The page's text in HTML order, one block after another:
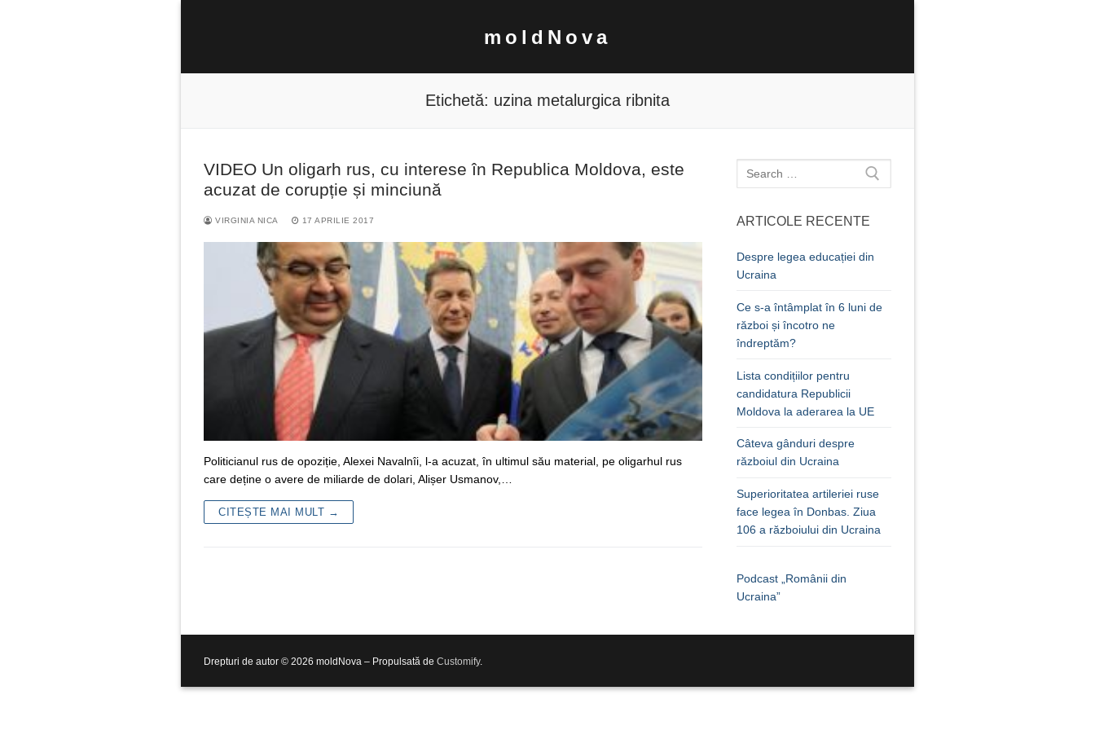
moldNova
Caută
după:
Etichetă: uzina metalurgica ribnita
VIDEO Un oligarh rus, cu interese în Republica Moldova, este
acuzat de corupție și minciună
VIRGINIA NICA 17 APRILIE 2017
Politicianul rus de opoziție, Alexei Navalnîi, l-a acuzat, în ultimul său material, pe oligarhul rus
care deține o avere de miliarde de dolari, Alișer Usmanov,…
CITEȘTE MAI MULT →
Caută
după:
ARTICOLE RECENTE
Despre legea educației din
Ucraina
Ce s-a întâmplat în 6 luni de
război și încotro ne
îndreptăm?
Lista condițiilor pentru
candidatura Republicii
Moldova la aderarea la UE
Câteva gânduri despre
războiul din Ucraina
Superioritatea artileriei ruse
face legea în Donbas. Ziua
106 a războiului din Ucraina
Podcast „Românii din
Ucraina”
Drepturi de autor © 2026 moldNova – Propulsată de Customify.